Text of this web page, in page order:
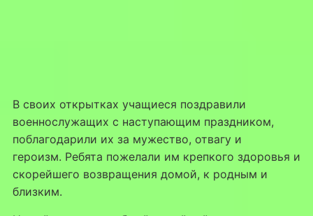
В своих открытках учащиеся поздравили
военнослужащих с наступающим праздником,
поблагодарили их за мужество, отвагу и
героизм. Ребята пожелали им крепкого здоровья и
скорейшего возвращения домой, к родным и
близким.